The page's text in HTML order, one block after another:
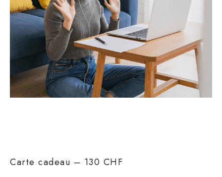
Carte cadeau – 130 CHF